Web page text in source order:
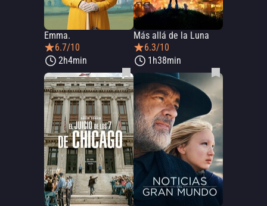
Emma.
6.7/10
2h4min
Más allá de la Luna
6.3/10
1h38min